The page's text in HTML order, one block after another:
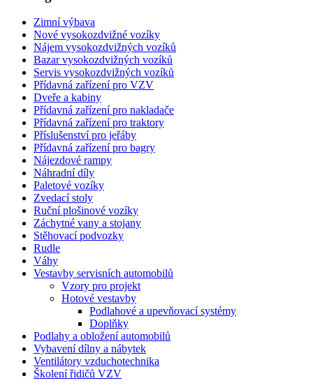
Zimní výbava
Nové vysokozdvižné vozíky
Nájem vysokozdvižných vozíků
Bazar vysokozdvižných vozíků
Servis vysokozdvižných vozíků
Přídavná zařízení pro VZV
Dveře a kabiny
Přídavná zařízení pro nakladače
Přídavná zařízení pro traktory
Příslušenství pro jeřáby
Přídavná zařízení pro bagry
Nájezdové rampy
Náhradní díly
Paletové vozíky
Zvedací stoly
Ruční plošinové vozíky
Záchytné vany a stojany
Stěhovací podvozky
Rudle
Váhy
Vestavby servisních automobilů
Vzory pro projekt
Hotové vestavby
Podlahové a upevňovací systémy
Doplňky
Podlahy a obložení automobilů
Vybavení dílny a nábytek
Ventilátory vzduchotechnika
Školení řidičů VZV